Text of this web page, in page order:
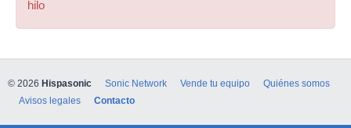
hilo
© 2026 Hispasonic Sonic Network Vende tu equipo
Quiénes somos
Avisos legales
Contacto